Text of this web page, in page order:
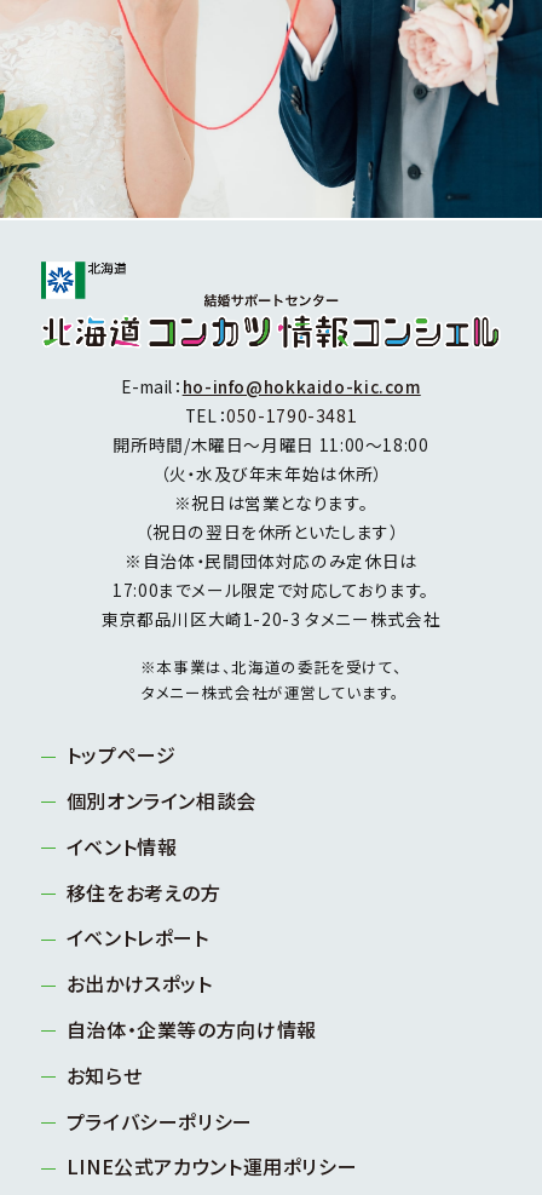
E-mail： ho-info@hokkaido-kic.com
TEL：050-1790-3481
開所時間/木曜日～月曜日 11:00～18:00
（火・水及び年末年始は休所）
※祝日は営業となります。
（祝日の翌日を休所といたします）
※自治体・民間団体対応のみ定休日は
17:00までメール限定で対応しております。
東京都品川区大崎1-20-3 タメニー株式会社
※本事業は、北海道の委託を受けて、
タメニー株式会社が運営しています。
トップページ
個別オンライン相談会
イベント情報
移住をお考えの方
イベントレポート
お出かけスポット
自治体・企業等の方向け情報
お知らせ
プライバシーポリシー
LINE公式アカウント運用ポリシー